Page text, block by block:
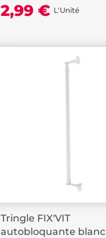
2,99 € L'Unité
Tringle FIX'VIT
autobloquante blanc